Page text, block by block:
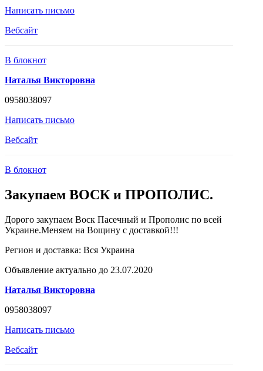
Написать письмо
Вебсайт
В блокнот
Наталья Викторовна
0958038097
Написать письмо
Вебсайт
В блокнот
Закупаем ВОСК и ПРОПОЛИС.
Дорого закупаем Воск Пасечный и Прополис по всей
Украине.Меняем на Вощину с доставкой!!!
Регион и доставка: Вся Украина
Объявление актуально до 23.07.2020
Наталья Викторовна
0958038097
Написать письмо
Вебсайт